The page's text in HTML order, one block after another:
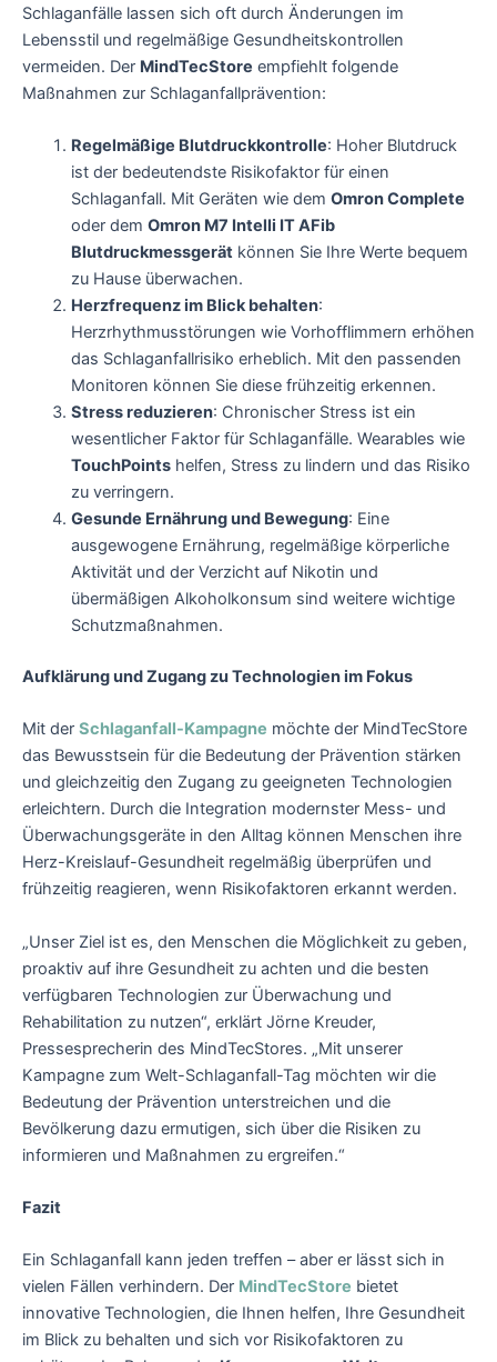
Schlaganfälle lassen sich oft durch Änderungen im
Lebensstil und regelmäßige Gesundheitskontrollen
vermeiden. Der MindTecStore empfiehlt folgende
Maßnahmen zur Schlaganfallprävention:
Regelmäßige Blutdruckkontrolle: Hoher Blutdruck
ist der bedeutendste Risikofaktor für einen
Schlaganfall. Mit Geräten wie dem Omron Complete
oder dem Omron M7 Intelli IT AFib
Blutdruckmessgerätkönnen Sie Ihre Werte bequem
zu Hause überwachen.
Herzfrequenz im Blick behalten:
Herzrhythmusstörungen wie Vorhofflimmern erhöhen
das Schlaganfallrisiko erheblich. Mit den passenden
Monitoren können Sie diese frühzeitig erkennen.
Stress reduzieren: Chronischer Stress ist ein
wesentlicher Faktor für Schlaganfälle. Wearables wie
TouchPointshelfen, Stress zu lindern und das Risiko
zu verringern.
Gesunde Ernährung und Bewegung: Eine
ausgewogene Ernährung, regelmäßige körperliche
Aktivität und der Verzicht auf Nikotin und
übermäßigen Alkoholkonsum sind weitere wichtige
Schutzmaßnahmen.
Aufklärung und Zugang zu Technologien im Fokus
Mit der Schlaganfall-Kampagne möchte der MindTecStore
das Bewusstsein für die Bedeutung der Prävention stärken
und gleichzeitig den Zugang zu geeigneten Technologien
erleichtern. Durch die Integration modernster Mess- und
Überwachungsgeräte in den Alltag können Menschen ihre
Herz-Kreislauf-Gesundheit regelmäßig überprüfen und
frühzeitig reagieren, wenn Risikofaktoren erkannt werden.
„Unser Ziel ist es, den Menschen die Möglichkeit zu geben,
proaktiv auf ihre Gesundheit zu achten und die besten
verfügbaren Technologien zur Überwachung und
Rehabilitation zu nutzen“, erklärt Jörne Kreuder,
Pressesprecherin des MindTecStores. „Mit unserer
Kampagne zum Welt-Schlaganfall-Tag möchten wir die
Bedeutung der Prävention unterstreichen und die
Bevölkerung dazu ermutigen, sich über die Risiken zu
informieren und Maßnahmen zu ergreifen.“
Fazit
Ein Schlaganfall kann jeden treffen – aber er lässt sich in
vielen Fällen verhindern. Der MindTecStore bietet
innovative Technologien, die Ihnen helfen, Ihre Gesundheit
im Blick zu behalten und sich vor Risikofaktoren zu